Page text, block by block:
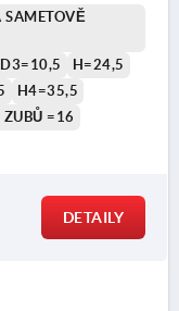
D3=10,5
H=24,5
H4=35,5
ZUBŮ =16
DETAILY